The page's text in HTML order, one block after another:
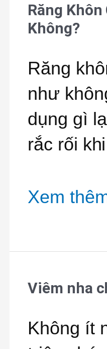
Răng Khôn
Không?
Răng
như
dụng gì
rắc rối
Răng
Khôn
Có
Nên
Nhổ
Không?
Xem
Viêm nha
Không ít
Viêm
nha
chu